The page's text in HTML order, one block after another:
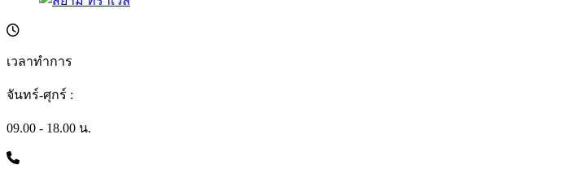
เวลาทำการ
จันทร์-ศุกร์ :
09.00 - 18.00 น.